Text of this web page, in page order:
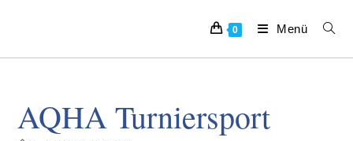
0 Menü
AQHA Turniersport